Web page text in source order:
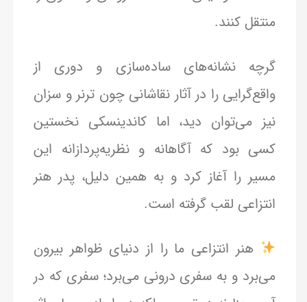
منتقل کنند.
گرچه نشانه‌های ساده‌سازی و دوری از
واقع‌گرایی را در آثار نقاشانی چون ترنر و سزان
نیز می‌توان دید، اما کاندینسکی نخستین
کسی بود که آگاهانه و نظریه‌پردازانه این
مسیر را آغاز کرد و به همین دلیل، پدر هنر
انتزاعی لقب گرفته است.
هنر انتزاعی ما را از دنیای ظواهر بیرون
می‌برد و به سفری درونی می‌برد؛ سفری که در